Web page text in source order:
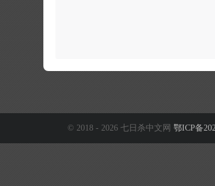
© 2018 - 2026 七日杀中文网 鄂ICP备